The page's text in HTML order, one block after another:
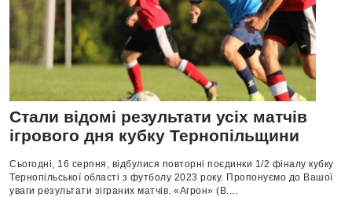
Стали відомі результати усіх матчів
ігрового дня кубку Тернопільщини
Сьогодні, 16 серпня, відбулися повторні поєдинки 1/2 фіналу кубку
Тернопільської області з футболу 2023 року. Пропонуємо до Вашої
уваги результати зіграних матчів. «Агрон» (В....